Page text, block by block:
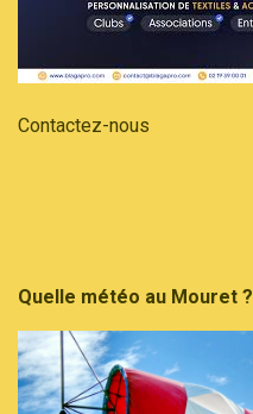
Contactez-nous
Quelle météo au Mouret ?